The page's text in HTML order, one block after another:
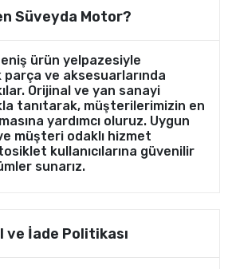
Süveyda Motor?
ürün yelpazesiyle
ve aksesuarlarında
Orijinal ve yan sanayi
tanıtarak, müşterilerimizin en
yardımcı oluruz. Uygun
müşteri odaklı hizmet
kullanıcılarına güvenilir
sunarız.
ve İade Politikası